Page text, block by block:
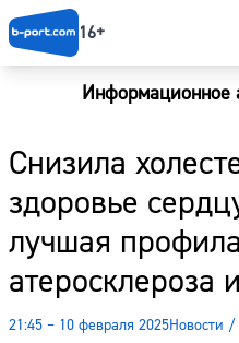
16+
Информационное
Снизила
здоровье
лучшая
атеросклероза
21:45 – 10 февраля 2025Новости /
Новости
Наши гости
Погода